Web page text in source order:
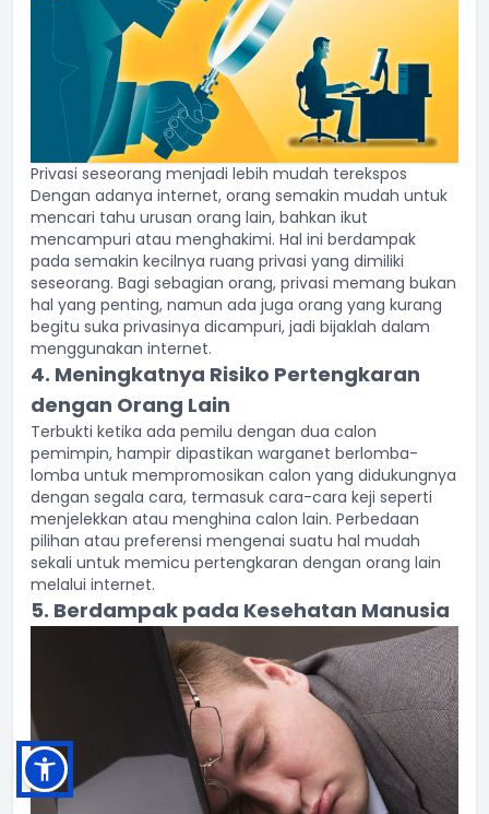
Privasi seseorang menjadi lebih mudah terekspos
Dengan adanya internet, orang semakin mudah untuk
mencari tahu urusan orang lain, bahkan ikut
mencampuri atau menghakimi. Hal ini berdampak
pada semakin kecilnya ruang privasi yang dimiliki
seseorang. Bagi sebagian orang, privasi memang bukan
hal yang penting, namun ada juga orang yang kurang
begitu suka privasinya dicampuri, jadi bijaklah dalam
menggunakan internet.
4. Meningkatnya Risiko Pertengkaran
dengan Orang Lain
Terbukti ketika ada pemilu dengan dua calon
pemimpin, hampir dipastikan warganet berlomba-
lomba untuk mempromosikan calon yang didukungnya
dengan segala cara, termasuk cara-cara keji seperti
menjelekkan atau menghina calon lain. Perbedaan
pilihan atau preferensi mengenai suatu hal mudah
sekali untuk memicu pertengkaran dengan orang lain
melalui internet.
5. Berdampak pada Kesehatan Manusia